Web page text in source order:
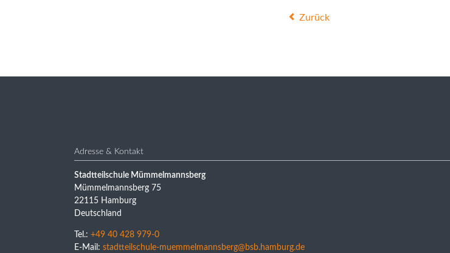
Zurück
Adresse & Kontakt
Stadtteilschule Mümmelmannsberg
Mümmelmannsberg 75
22115 Hamburg
Deutschland
Tel.: +49 40 428 979-0
E-Mail: stadtteilschule-muemmelmannsberg@bsb.hamburg.de